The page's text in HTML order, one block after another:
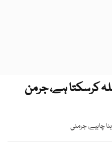
تک حملہ کرسکتا ہے، جرمن
چاہیے، جرمنی